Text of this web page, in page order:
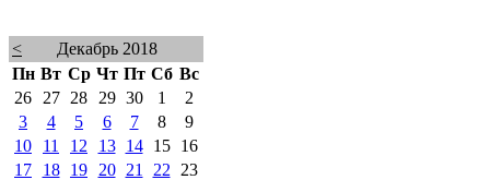
<
Декабрь 2018
Пн Вт Ср Чт Пт Сб Вс
26
27 28 29 30 1
2
3
4 5 6 7 8
9
10
11 12 13 14 15
16
17
18 19 20 21 22
23